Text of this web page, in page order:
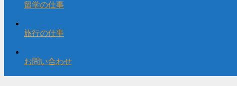
留学の仕事
旅行の仕事
お問い合わせ